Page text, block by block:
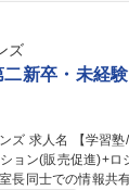
休120日/未経験歓
ズ
二新卒・未経
経験歓
り★／ ■入塾希望の生徒、